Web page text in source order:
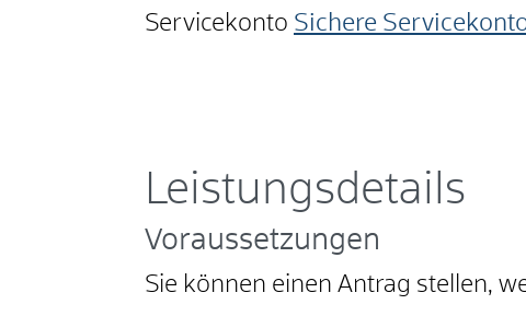
Servicekonto Sichere
Leistungsdetails
Voraussetzungen
Sie können einen Antrag stellen,